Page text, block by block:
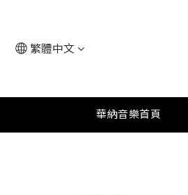
繁體中文
華納音樂首頁